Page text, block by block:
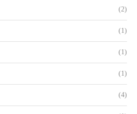
(2)
(1)
(1)
(1)
(4)